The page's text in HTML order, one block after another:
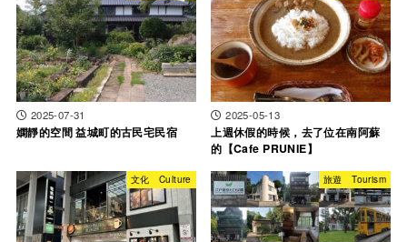
2025-07-31
嫻靜的空間 益城町的古民宅民宿
2025-05-13
上週休假的時候，去了位在南阿蘇
的【Cafe PRUNIE】
文化 Culture 旅遊 Tourism